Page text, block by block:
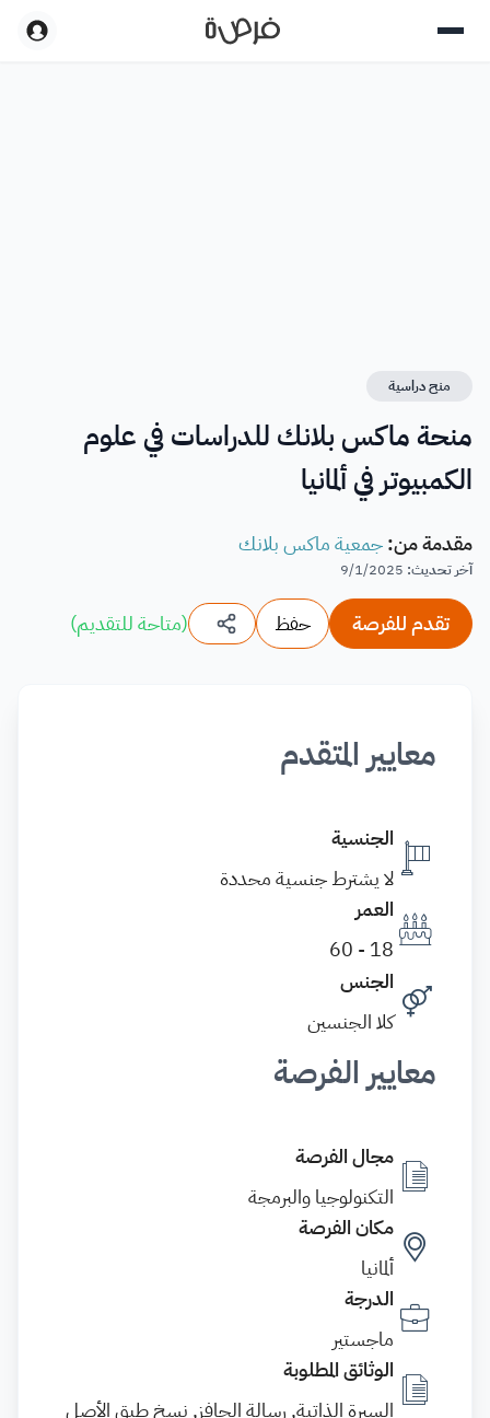
منح دراسية
منحة ماكس بلانك للدراسات في علوم
الكمبيوتر في ألمانيا
مقدمة من:جمعية ماكس بلانك
آخر تحديث:
9/1/2025
تقدم للفرصة حفظ (متاحة للتقديم)
معايير المتقدم
الجنسية
لا يشترط جنسية محددة
العمر
18 - 60
الجنس
كلا الجنسين
معايير الفرصة
مجال الفرصة
التكنولوجيا والبرمجة
مكان الفرصة
ألمانيا
الدرجة
ماجستير
الوثائق المطلوبة
السيرة الذاتية, رسالة الحافز, نسخ طبق الأصل